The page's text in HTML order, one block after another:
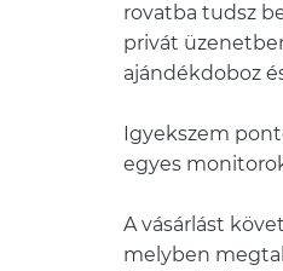
rovatba tudsz
privát
ajándékdoboz
Igyekszem
egyes
A vásárlást
melyben